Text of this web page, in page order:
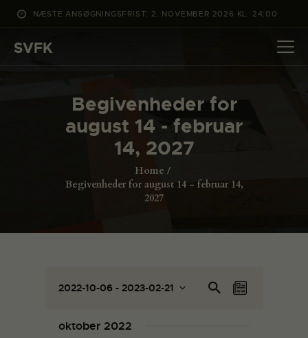
NÆSTE ANSØGNINGSFRIST: 2. NOVEMBER 2026 KL. 24:00
SVFK
Begivenheder for
august 14 - februar
14, 2027
Home
Begivenheder for august 14 - februar 14,
2027
DET SKER
PROJEKTER
CHANNEL
OM SVFK
B
Sø
B
L
2022-10-06 - 2023-02-21
loktober 2022